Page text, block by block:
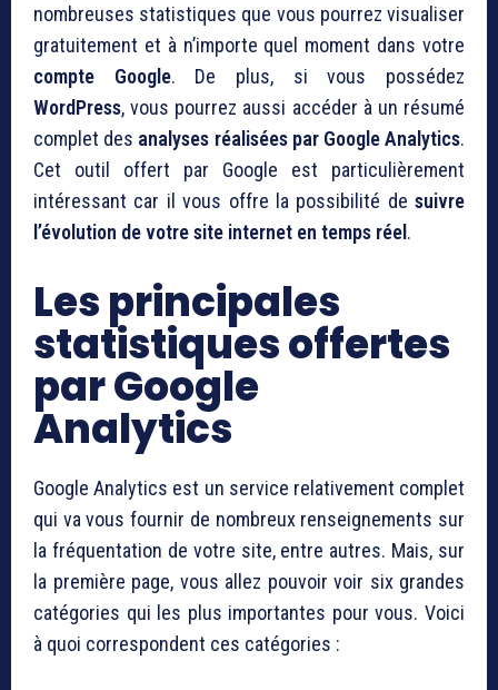
nombreuses statistiques que vous pourrez visualiser
gratuitement et à n’importe quel moment dans votre
compte Google. De plus, si vous possédez
WordPress, vous pourrez aussi accéder à un résumé
complet des analyses réalisées par Google Analytics.
Cet outil offert par Google est particulièrement
intéressant car il vous offre la possibilité de suivre
l’évolution de votre site internet en temps réel.
Les principales
statistiques offertes
par Google
Analytics
Google Analytics est un service relativement complet
qui va vous fournir de nombreux renseignements sur
la fréquentation de votre site, entre autres. Mais, sur
la première page, vous allez pouvoir voir six grandes
catégories qui les plus importantes pour vous. Voici
à quoi correspondent ces catégories :